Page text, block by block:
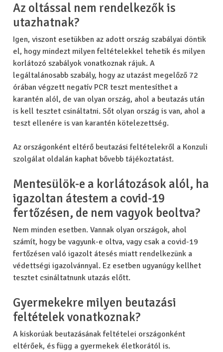
Az oltással nem rendelkezők is
utazhatnak?
Igen, viszont esetükben az adott ország szabályai döntik
el, hogy mindezt milyen feltételekkel tehetik és milyen
korlátozó szabályok vonatkoznak rájuk. A
legáltalánosabb szabály, hogy az utazást megelőző 72
órában végzett negatív PCR teszt mentesíthet a
karantén alól, de van olyan ország, ahol a beutazás után
is kell tesztet csináltatni. Sőt olyan ország is van, ahol a
teszt ellenére is van karantén kötelezettség.
Az országonként eltérő beutazási feltételekről a Konzuli
szolgálat oldalán kaphat bővebb tájékoztatást.
Mentesülök-e a korlátozások alól, ha
igazoltan átestem a covid-19
fertőzésen, de nem vagyok beoltva?
Nem minden esetben. Vannak olyan országok, ahol
számít, hogy be vagyunk-e oltva, vagy csak a covid-19
fertőzésen való igazolt átesés miatt rendelkezünk a
védettségi igazolvánnyal. Ez esetben ugyanúgy kellhet
tesztet csináltatnunk utazás előtt.
Gyermekekre milyen beutazási
feltételek vonatkoznak?
A kiskorúak beutazásának feltételei országonként
eltérőek, és függ a gyermekek életkorától is.